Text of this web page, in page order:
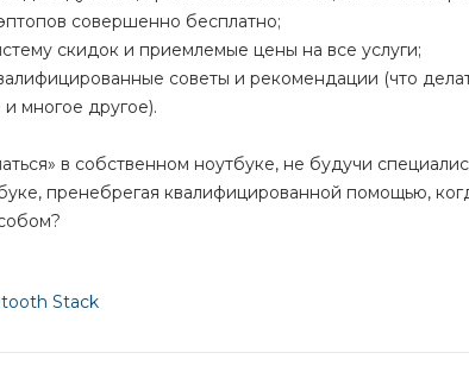
совершенно бесплатно;
скидок и приемлемые цены на все услуги;
советы и рекомендации (что
многое другое).
в собственном ноутбуке, не будучи
пренебрегая квалифицированной помощью,
Stack